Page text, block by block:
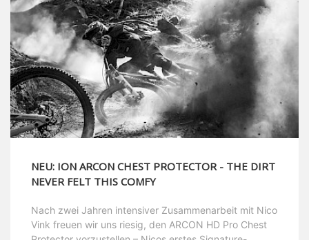
NEU: ION ARCON CHEST PROTECTOR - THE DIRT
NEVER FELT THIS COMFY
Nach zwei Jahren intensiver Zusammenarbeit mit Nico
Vink freuen wir uns riesig, den ARCON HD Pro Chest